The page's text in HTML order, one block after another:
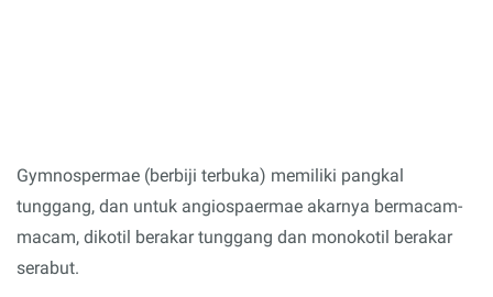
Gymnospermae (berbiji terbuka) memiliki pangkal
tunggang, dan untuk angiospaermae akarnya bermacam-
macam, dikotil berakar tunggang dan monokotil berakar
serabut.